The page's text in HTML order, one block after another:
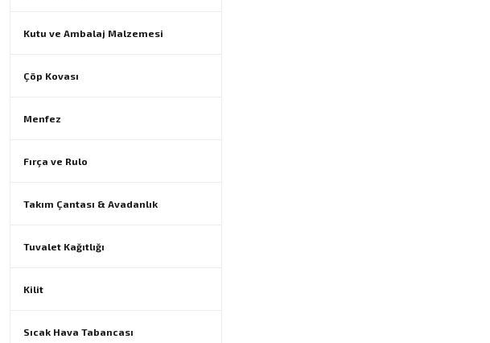
Kutu ve Ambalaj Malzemesi
Çöp Kovası
Menfez
Fırça ve Rulo
Takım Çantası & Avadanlık
Tuvalet Kağıtlığı
Kilit
Sıcak Hava Tabancası